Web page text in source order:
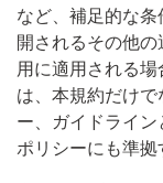
など、補足的な
開されるその他
用に適用される
は、本規約だけ
ー、ガイドライ
ポリシーにも準拠